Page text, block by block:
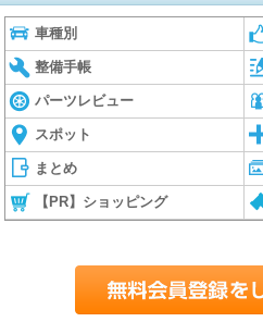
車種別
整備手帳
パーツレビュー
スポット
まとめ
【PR】ショッピング